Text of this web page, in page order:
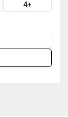
4+